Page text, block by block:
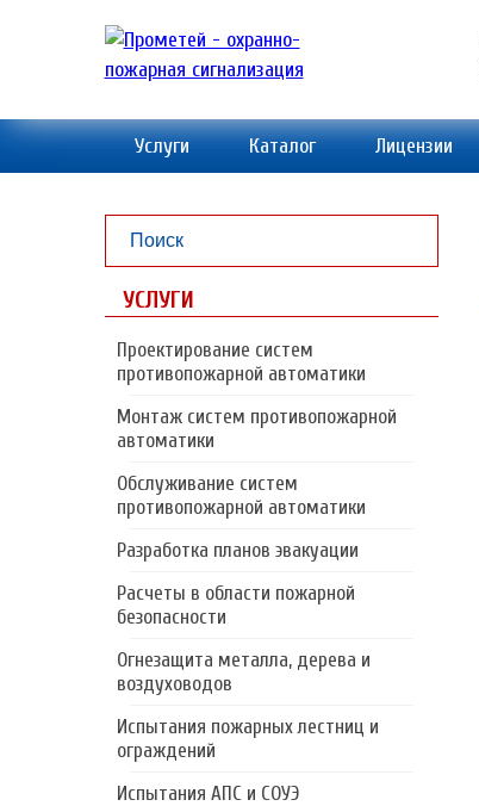
Услуги Каталог Лицензии
УСЛУГИ
Проектирование систем
противопожарной автоматики
Монтаж систем противопожарной
автоматики
Обслуживание систем
противопожарной автоматики
Разработка планов эвакуации
Расчеты в области пожарной
безопасности
Огнезащита металла, дерева и
воздуховодов
Испытания пожарных лестниц и
ограждений
Испытания АПС и СОУЭ